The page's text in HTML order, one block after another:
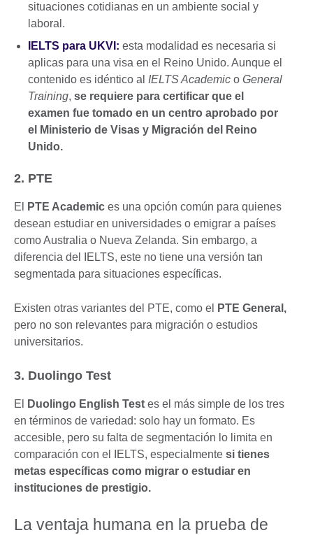
situaciones cotidianas en un ambiente social y
laboral.
IELTS para UKVI: esta modalidad es necesaria si
aplicas para una visa en el Reino Unido. Aunque el
contenido es idéntico al IELTS Academic o General
Training, se requiere para certificar que el
examen fue tomado en un centro aprobado por
el Ministerio de Visas y Migración del Reino
Unido.
2. PTE
El PTE Academic es una opción común para quienes
desean estudiar en universidades o emigrar a países
como Australia o Nueva Zelanda. Sin embargo, a
diferencia del IELTS, este no tiene una versión tan
segmentada para situaciones específicas.
Existen otras variantes del PTE, como el
PTE General,
pero no son relevantes para migración o estudios
universitarios.
3. Duolingo Test
El Duolingo English Test es el más simple de los tres
en términos de variedad: solo hay un formato. Es
accesible, pero su falta de segmentación lo limita en
comparación con el IELTS, especialmente si tienes
metas específicas como migrar o estudiar en
instituciones de prestigio.
La ventaja humana en la prueba de